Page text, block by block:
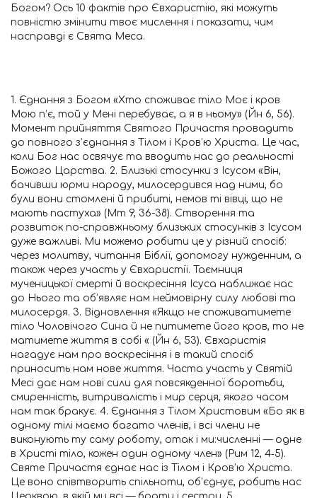
Богом? Ось 10 фактів про Євхаристію, які можуть
повністю змінити твоє мислення і показати, чим
насправді є Свята Меса.
1. Єднання з Богом «Хто споживає тіло Моє і кров
Мою п’є, той у Мені перебуває, а я в ньому» (Йн 6, 56).
Момент прийняття Святого Причастя провадить
до повного з’єднання з Тілом і Кров’ю Христа. Це час,
коли Бог нас освячує та вводить нас до реальності
Божого Царства. 2. Близькі стосунки з Ісусом «Він,
бачивши юрми народу, милосердився над ними, бо
були вони стомлені й прибиті, немов ті вівці, що не
мають пастуха» (Мт 9, 36-38). Створення та
розвиток по-справжньому близьких стосунків з Ісусом
дуже важливі. Ми можемо робити це у різний спосіб:
через молитву, читання Біблії, допомогу нужденним, а
також через участь у Євхаристії. Таємниця
мученицької смерті й воскресіння Ісуса наближає нас
до Нього та об’являє нам неймовірну силу любові та
милосердя. 3. Відновлення «Якщо не споживатимете
тіло Чоловічого Сина й не питимете його кров, то не
матимете життя в собі « (Йн 6, 53). Євхаристія
нагадує нам про воскресіння і в такий спосіб
приносить нам нове життя. Часта участь у Святій
Месі дає нам нові сили для повсякденної боротьби,
смиренність, витривалість і мир серця, якого часом
нам так бракує. 4. Єднання з Тілом Христовим «Бо як в
одному тілі маємо багато членів, і всі члени не
виконують ту саму роботу, отак і ми:численні — одне
в Христі тіло, кожен один одному член» (Рим 12, 4‑5).
Святе Причастя єднає нас із Тілом і Кров’ю Христа.
Це воно співтворить спільноти, об’єднує, робить нас